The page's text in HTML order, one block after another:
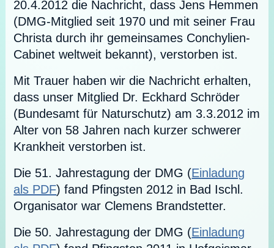
20.4.2012 die Nachricht, dass Jens Hemmen
(DMG-Mitglied seit 1970 und mit seiner Frau
Christa durch ihr gemeinsames Conchylien-
Cabinet weltweit bekannt), verstorben ist.
Mit Trauer haben wir die Nachricht erhalten,
dass unser Mitglied Dr. Eckhard Schröder
(Bundesamt für Naturschutz) am 3.3.2012 im
Alter von 58 Jahren nach kurzer schwerer
Krankheit verstorben ist.
Die 51. Jahrestagung der DMG (Einladung
als PDF) fand Pfingsten 2012 in Bad Ischl.
Organisator war Clemens Brandstetter.
Die 50. Jahrestagung der DMG (Einladung